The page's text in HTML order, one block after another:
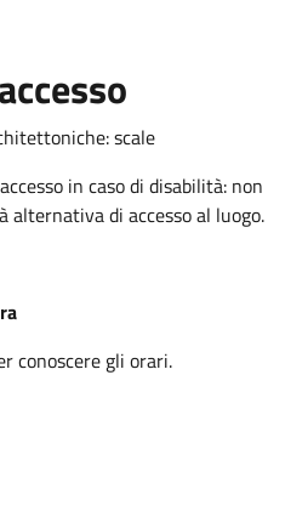
scale
in caso di disabilità: non
alternativa di accesso al luogo.
conoscere gli orari.